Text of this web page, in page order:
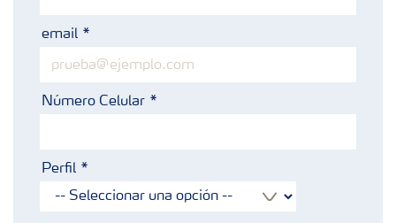
email
Número Celular
Perfil